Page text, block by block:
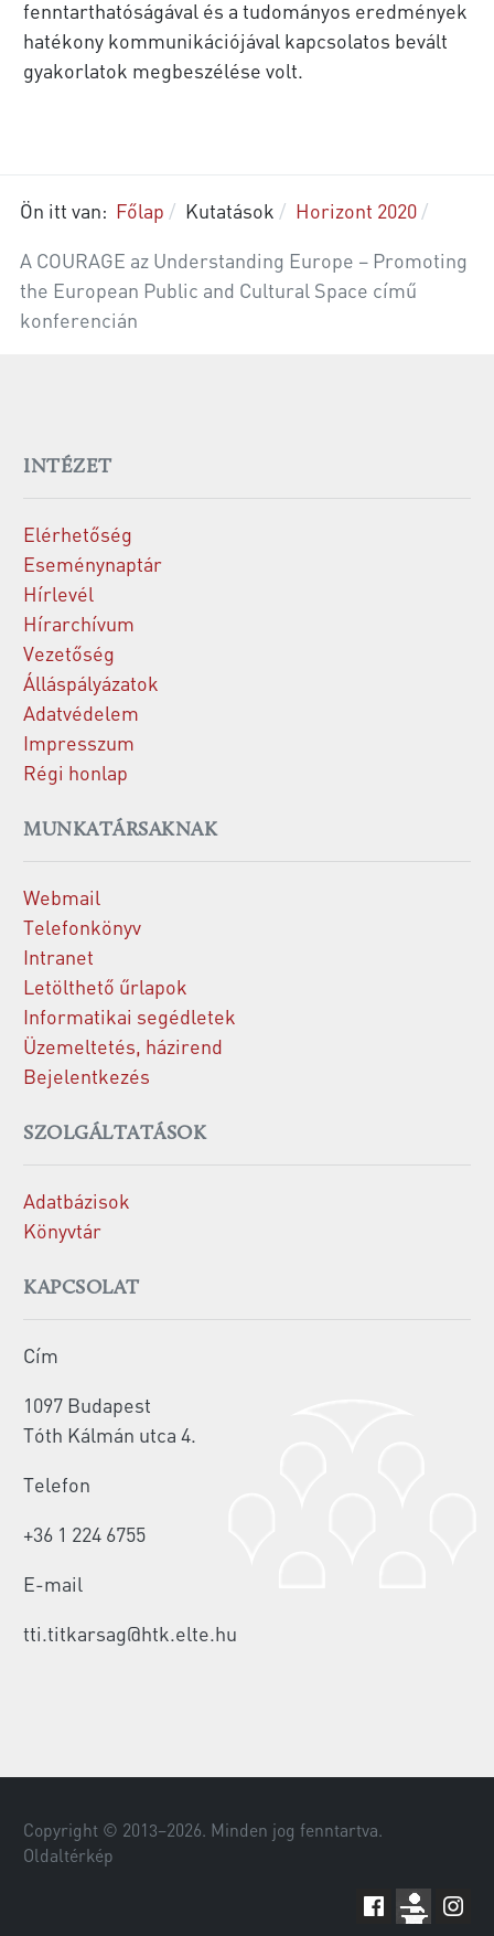
fenntarthatóságával és a tudományos eredmények
hatékony kommunikációjával kapcsolatos bevált
gyakorlatok megbeszélése volt.
Ön itt van: Főlap Kutatások
Horizont 2020
A COURAGE az Understanding Europe – Promoting
the European Public and Cultural Space című
konferencián
INTÉZET
Elérhetőség
Eseménynaptár
Hírlevél
Hírarchívum
Vezetőség
Álláspályázatok
Adatvédelem
Impresszum
Régi honlap
MUNKATÁRSAKNAK
Webmail
Telefonkönyv
Intranet
Letölthető űrlapok
Informatikai segédletek
Üzemeltetés, házirend
Bejelentkezés
SZOLGÁLTATÁSOK
Adatbázisok
Könyvtár
KAPCSOLAT
Cím
1097 Budapest
Tóth Kálmán utca 4.
Telefon
+36 1 224 6755
E-mail
tti.titkarsag@htk.elte.hu
Copyright © 2013–2026. Minden jog fenntartva.
Oldaltérkép